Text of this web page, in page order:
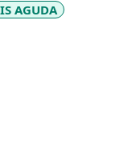
AGUDA